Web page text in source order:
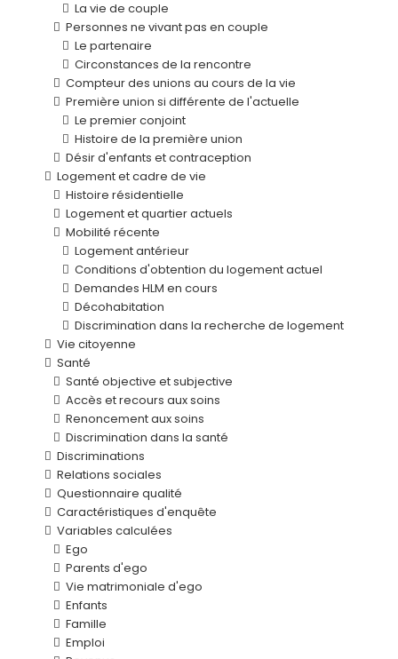
La vie de couple
Personnes ne vivant pas en couple
Le partenaire
Circonstances de la rencontre
Compteur des unions au cours de la vie
Première union si différente de l'actuelle
Le premier conjoint
Histoire de la première union
Désir d'enfants et contraception
Logement et cadre de vie
Histoire résidentielle
Logement et quartier actuels
Mobilité récente
Logement antérieur
Conditions d'obtention du logement actuel
Demandes HLM en cours
Décohabitation
Discrimination dans la recherche de logement
Vie citoyenne
Santé
Santé objective et subjective
Accès et recours aux soins
Renoncement aux soins
Discrimination dans la santé
Discriminations
Relations sociales
Questionnaire qualité
Caractéristiques d'enquête
Variables calculées
Ego
Parents d'ego
Vie matrimoniale d'ego
Enfants
Famille
Emploi